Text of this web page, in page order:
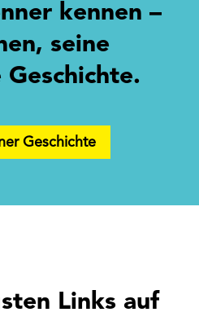
kennen –
seine
Geschichte.
Geschichte
Links auf